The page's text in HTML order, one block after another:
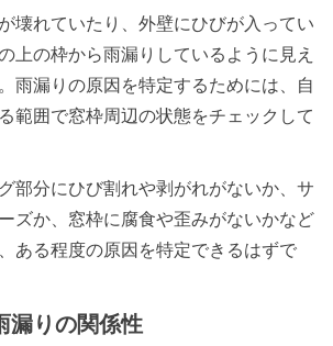
壊れていたり、外壁にひびが入ってい
上の枠から雨漏りしているように見え
雨漏りの原因を特定するためには、自
範囲で窓枠周辺の状態をチェックして
部分にひび割れや剥がれがないか、サ
ズか、窓枠に腐食や歪みがないかなど
ある程度の原因を特定できるはずで
漏りの関係性